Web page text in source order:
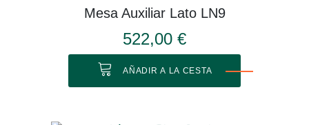
Mesa Auxiliar Lato LN9
522,00 €
AÑADIR A LA CESTA